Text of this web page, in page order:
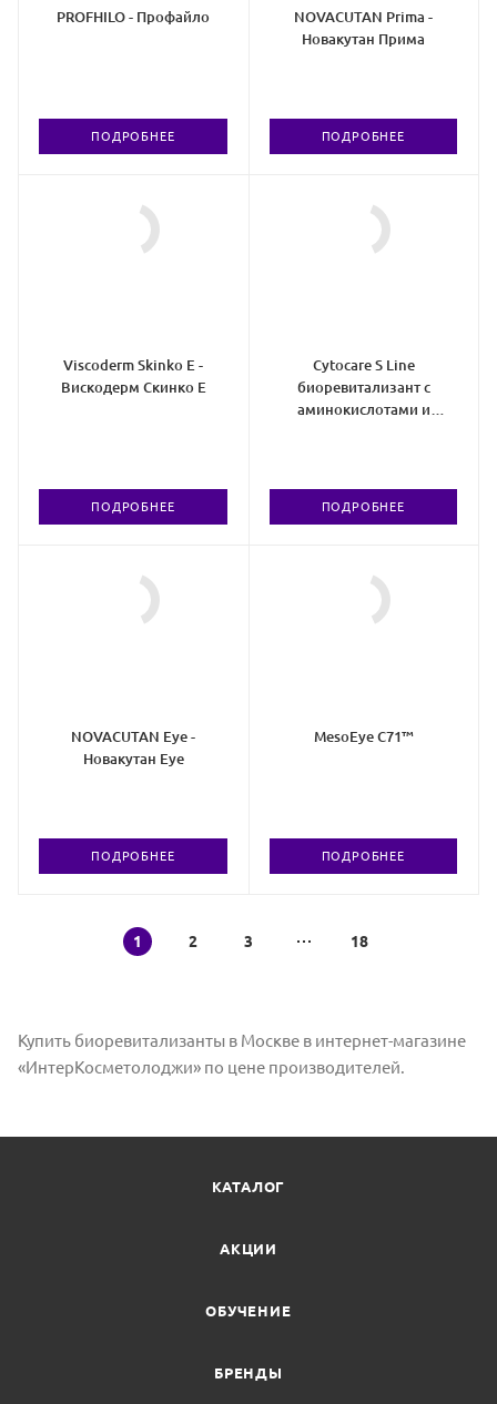
PROFHILO - Профайло
ПОДРОБНЕЕ
NOVACUTAN Prima -
Новакутан Прима
ПОДРОБНЕЕ
Viscoderm Skinko E -
Вискодерм Скинко Е
ПОДРОБНЕЕ
Cytocare S Line
биоревитализант с
аминокислотами и
ПОДРОБНЕЕ
NOVACUTAN Eye -
Новакутан Eye
ПОДРОБНЕЕ
MesoEye C71™
ПОДРОБНЕЕ
1 2 3 18
Купить биоревитализанты в Москве в интернет-магазине
«ИнтерКосметолоджи» по цене производителей.
КАТАЛОГ
АКЦИИ
ОБУЧЕНИЕ
БРЕНДЫ